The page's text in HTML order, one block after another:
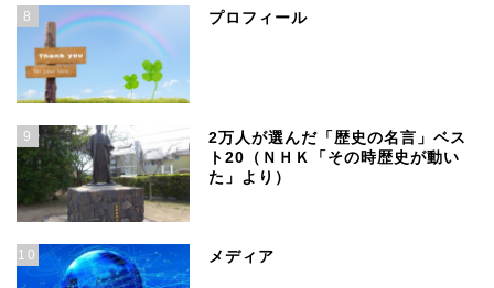
8 プロフィール
9
2万人が選んだ「歴史の名言」ベス
ト20（ＮＨＫ「その時歴史が動い
た」より）
10 メディア